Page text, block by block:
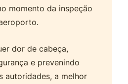
momento da inspeção
dor de cabeça,
e prevenindo
autoridades, a melhor